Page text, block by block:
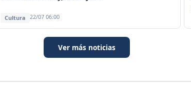
Cultura 22/07 06:00
Ver más noticias